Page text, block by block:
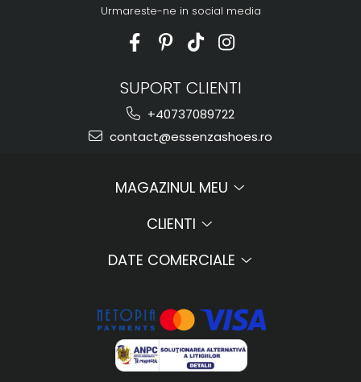
Urmareste-ne in social media
SUPORT CLIENTI
+40737089722
contact@essenzashoes.ro
MAGAZINUL MEU
CLIENTI
DATE COMERCIALE